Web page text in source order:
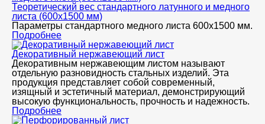
Теоретический вес стандартного латунного и медного
листа (600х1500 мм)
Параметры стандартного медного листа 600x1500 мм.
Подробнее
Декоративный нержавеющий лист
Декоративным нержавеющим листом называют
отдельную разновидность стальных изделий. Эта
продукция представляет собой современный,
изящный и эстетичный материал, демонстрирующий
высокую функциональность, прочность и надежность.
Подробнее